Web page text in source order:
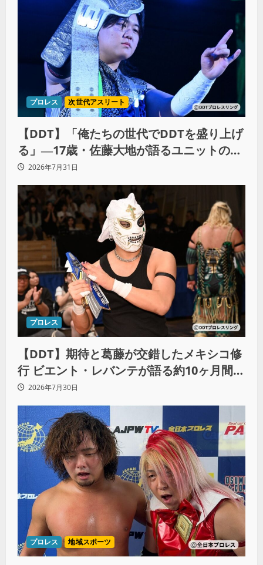
プロレス 次世代アスリート
【DDT】「俺たちの世代でDDTを盛り上げ
る」―17歳・佐藤大地が語るユニットの絆
とシングル王座への飽くなき野望
2026年7月31日
プロレス
【DDT】期待と葛藤が交錯したメキシコ修
行 ビエント・レバンテが語る約10ヶ月間の
苦悩「くすぶっている自分に腹を立ててい
る」
2026年7月30日
プロレス 地域スポーツ